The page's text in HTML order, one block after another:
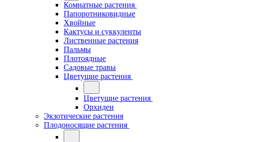
Комнатные растения
Папоротниковидные
Хвойные
Кактусы и суккуленты
Лиственные растения
Пальмы
Плотоядные
Садовые травы
Цветущие растения
Цветущие растения
Орхидеи
Экзотические растения
Плодоносящие растения